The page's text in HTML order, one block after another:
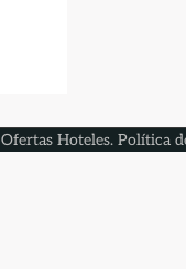
Ofertas Hoteles. Política